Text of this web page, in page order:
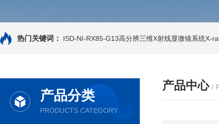
热门关键词： ISD-NI-RX85-G13高分辨三维X射线显微镜系统X-
产品分类
PRODUCTS CATEGORY
产品中心 /